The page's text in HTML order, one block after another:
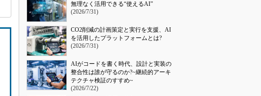
無理なく活用できる“使えるAI”
(2026/7/31)
CO2削減の計画策定と実行を支援、AI
を活用したプラットフォームとは?
(2026/7/31)
AIがコードを書く時代、設計と実装の
整合性は誰が守るのか?~継続的アーキ
テクチャ検証のすすめ~
(2026/7/22)